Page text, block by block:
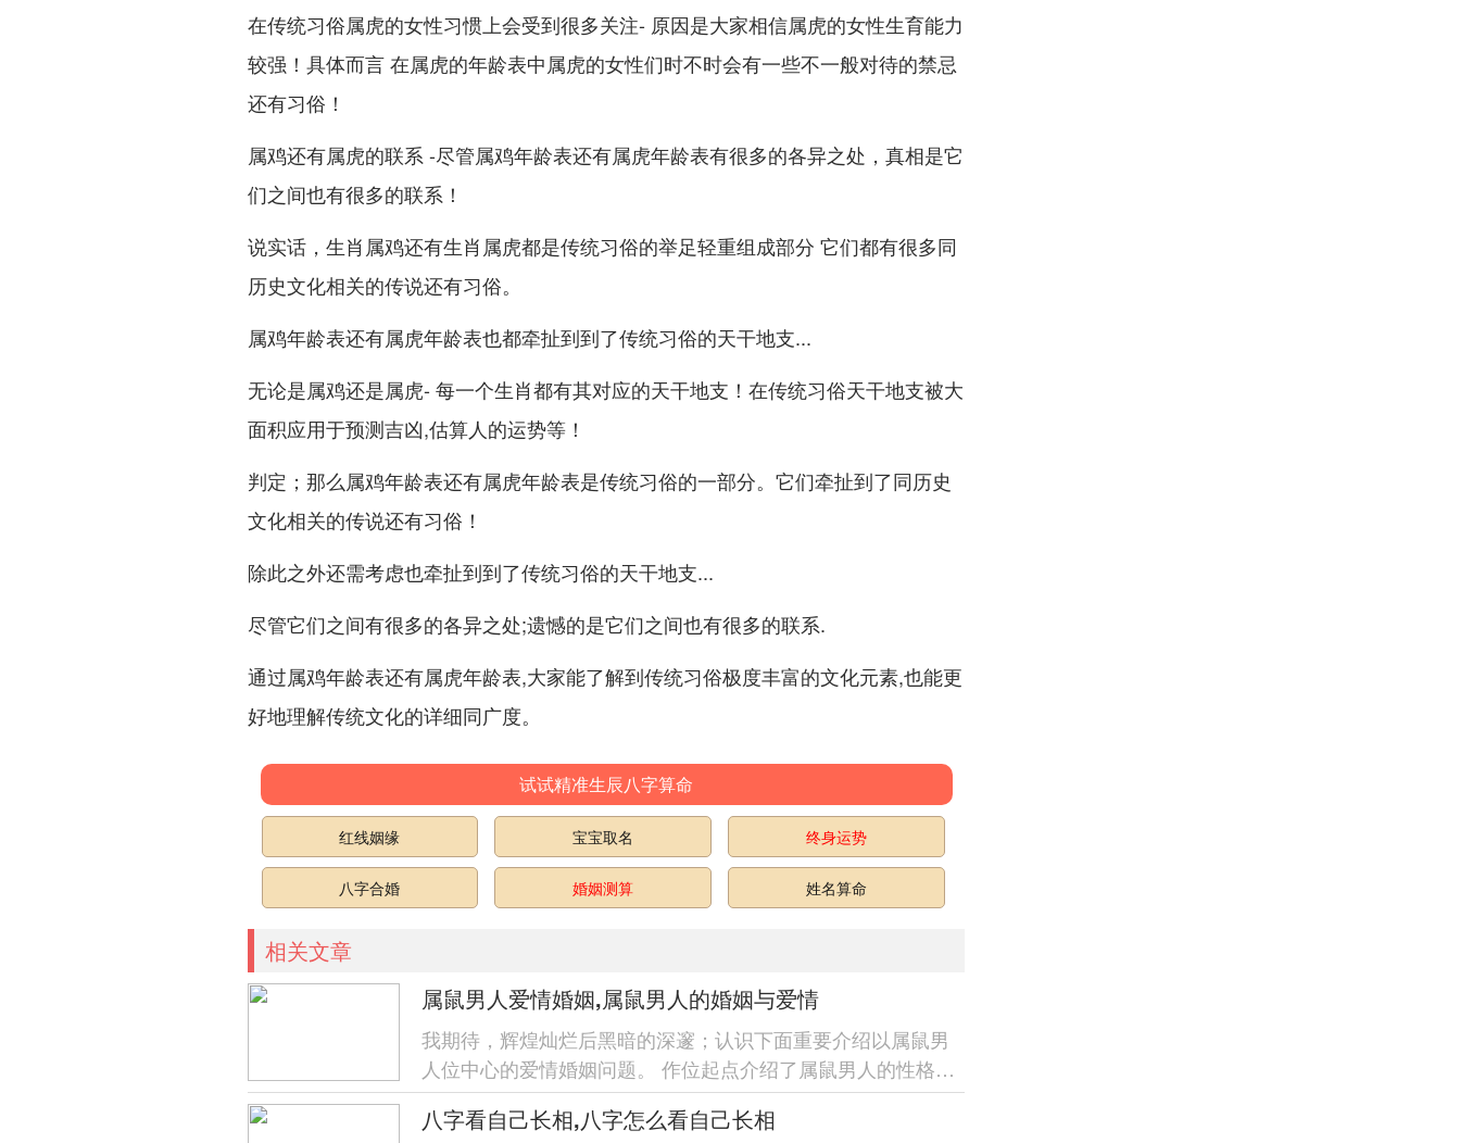
在传统习俗属虎的女性习惯上会受到很多关注- 原因是大家相信属虎的女性生育能力
较强！具体而言 在属虎的年龄表中属虎的女性们时不时会有一些不一般对待的禁忌
还有习俗！
属鸡还有属虎的联系 -尽管属鸡年龄表还有属虎年龄表有很多的各异之处，真相是它
们之间也有很多的联系！
说实话，生肖属鸡还有生肖属虎都是传统习俗的举足轻重组成部分 它们都有很多同
历史文化相关的传说还有习俗。
属鸡年龄表还有属虎年龄表也都牵扯到到了传统习俗的天干地支...
无论是属鸡还是属虎- 每一个生肖都有其对应的天干地支！在传统习俗天干地支被大
面积应用于预测吉凶,估算人的运势等！
判定；那么属鸡年龄表还有属虎年龄表是传统习俗的一部分。它们牵扯到了同历史
文化相关的传说还有习俗！
除此之外还需考虑也牵扯到到了传统习俗的天干地支...
尽管它们之间有很多的各异之处;遗憾的是它们之间也有很多的联系.
通过属鸡年龄表还有属虎年龄表,大家能了解到传统习俗极度丰富的文化元素,也能更
好地理解传统文化的详细同广度。
试试精准生辰八字算命
红线姻缘 宝宝取名 终身运势
八字合婚 婚姻测算 姓名算命
相关文章
属鼠男人爱情婚姻,属鼠男人的婚姻与爱情
我期待，辉煌灿烂后黑暗的深邃；认识下面重要介绍以属鼠男
人位中心的爱情婚姻问题。 作位起点介绍了属鼠男人的性格特
点，下一步找原因了属鼠男人...
八字看自己长相,八字怎么看自己长相